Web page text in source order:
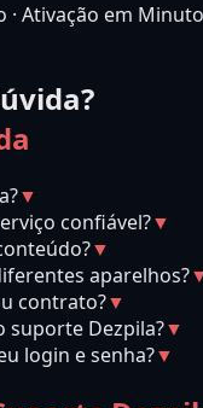
Ativação em
▼
confiável?▼
▼
aparelhos?
contrato?▼
suporte Dezpila?▼
login e senha?▼